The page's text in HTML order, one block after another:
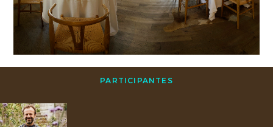
PARTICIPANTES